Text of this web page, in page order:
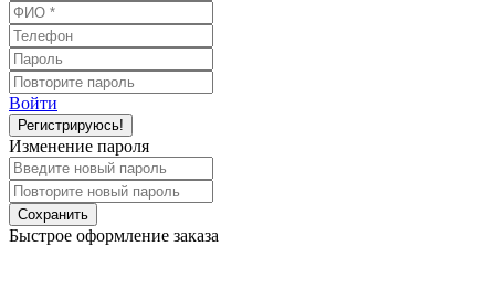
Войти
Регистрируюсь!
Изменение пароля
Сохранить
Быстрое оформление заказа